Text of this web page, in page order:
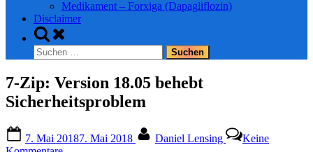
Medikament – Forxiga (Dapagliflozin)
Disclaimer
Toggle
search
form
Suchen
nach:
7-Zip: Version 18.05 behebt
Sicherheitsproblem
on
7. Mai 20187. Mai 2018 Daniel Lensing
Keine